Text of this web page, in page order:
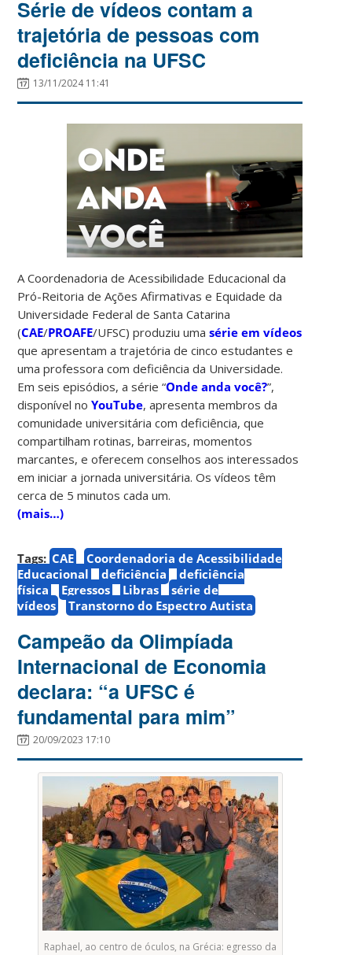
Série de vídeos contam a
trajetória de pessoas com
deficiência na UFSC
13/11/2024 11:41
A Coordenadoria de Acessibilidade Educacional da
Pró-Reitoria de Ações Afirmativas e Equidade da
Universidade Federal de Santa Catarina
(CAE/PROAFE/UFSC) produziu umasérie em vídeos
que apresentam a trajetória de cinco estudantes e
uma professora com deficiência da Universidade.
Em seis episódios, a série “Onde anda você?”,
disponível noYouTube, apresenta membros da
comunidade universitária com deficiência, que
compartilham rotinas, barreiras, momentos
marcantes, e oferecem conselhos aos interessados
em iniciar a jornada universitária. Os vídeos têm
cerca de 5 minutos cada um.
(mais…)
Tags: CAE
Coordenadoria de Acessibilidade
Educacional
deficiência
deficiência
física
Egressos Libras
série de
vídeos
Transtorno do Espectro Autista
Campeão da Olimpíada
Internacional de Economia
declara: “a UFSC é
fundamental para mim”
20/09/2023 17:10
Raphael, ao centro de óculos, na Grécia: egresso da